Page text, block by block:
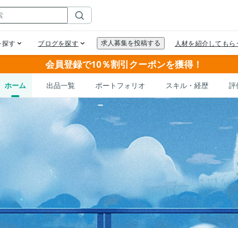
会員登録で10％割引クーポンを獲得！
ホーム 出品一覧 ポートフォリオ スキル・経歴 評